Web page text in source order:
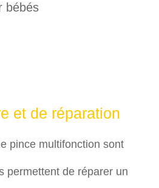
bébés
et de réparation
pince multifonction sont
permettent de réparer un